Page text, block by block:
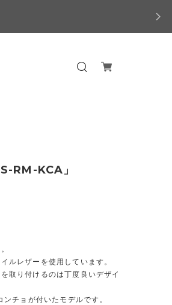
RM-KCA」
ルレザーを使用しています。
取り付けるのは丁度良いデザイ
チョが付いたモデルです。